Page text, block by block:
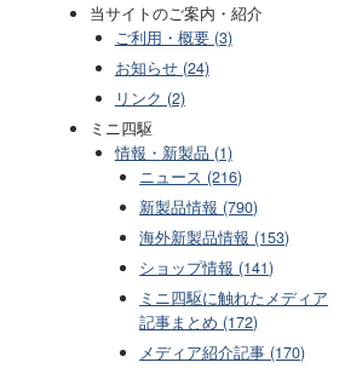
当サイトのご案内・紹介
ご利用・概要 (3)
お知らせ (24)
リンク (2)
ミニ四駆
情報・新製品 (1)
ニュース (216)
新製品情報 (790)
海外新製品情報 (153)
ショップ情報 (141)
ミニ四駆に触れたメディア
記事まとめ (172)
メディア紹介記事 (170)